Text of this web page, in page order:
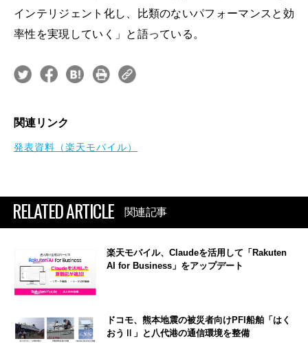
インテリジェント化し、比類のないパフォーマンスと効
率性を実現していく」と語っている。
関連リンク
発表資料（楽天モバイル）
RELATED ARTICLE 関連記事
楽天モバイル、Claudeを活用して「Rakuten
AI for Business」をアップデート
ドコモ、熊本地震の被災者向けPFI船舶「はく
おうⅡ」と八代港の通信環境を整備